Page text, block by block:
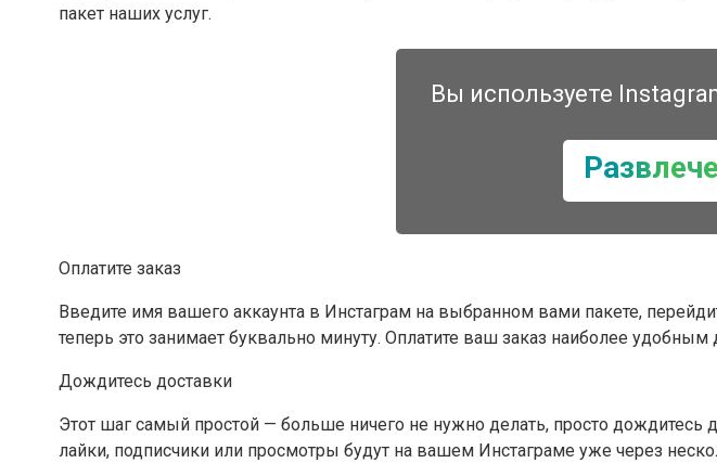
пакет наших услуг.
Вы используете
Оплатите заказ
Введите имя вашего аккаунта в Инстаграм на выбранном вами пакете,
теперь это занимает буквально минуту. Оплатите ваш заказ наиболее
Дождитесь доставки
Этот шаг самый простой — больше ничего не нужно делать, просто
лайки, подписчики или просмотры будут на вашем Инстаграме уже через